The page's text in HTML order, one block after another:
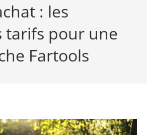
: les
tarifs pour une
Fartools